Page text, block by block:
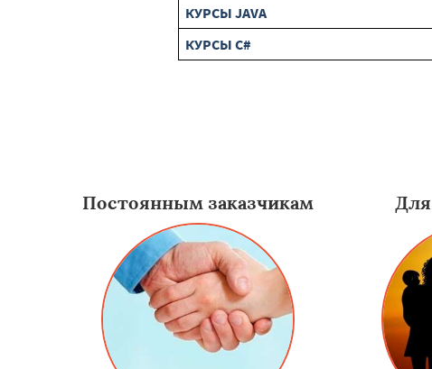
КУРСЫ JAVA
КУРСЫ C#
Постоянным заказчикам